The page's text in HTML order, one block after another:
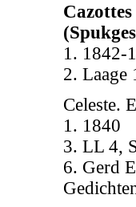
1. 1842-
2. Laage
Celeste.
1. 1840
3. LL 4,
6. Gerd